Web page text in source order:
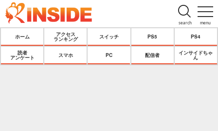
menu
search
ホーム
アクセス
ランキング
スイッチ PS5 PS4
読者
アンケート
スマホ PC 配信者
インサイドちゃ
ん